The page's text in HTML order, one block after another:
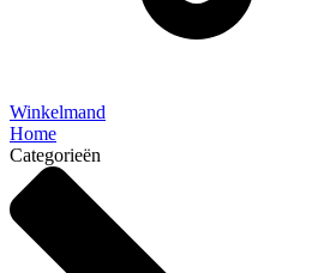
Winkelmand
Home
Categorieën